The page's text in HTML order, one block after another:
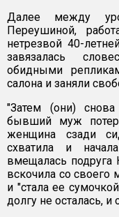
Далее между
Переушиной,
нетрезвой 40-
завязалась
обидными
салона и заняли
"Затем (они) снова
бывший муж
женщина сзади
схватила и
вмещалась подруга
вскочила со своего
и "стала ее
долгу не осталась,